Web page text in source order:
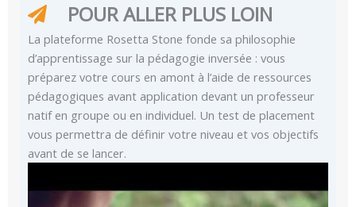
POUR ALLER PLUS LOIN
La plateforme Rosetta Stone fonde sa philosophie
d’apprentissage sur la pédagogie inversée : vous
préparez votre cours en amont à l’aide de ressources
pédagogiques avant application devant un professeur
natif en groupe ou en individuel. Un test de placement
vous permettra de définir votre niveau et vos objectifs
avant de se lancer.